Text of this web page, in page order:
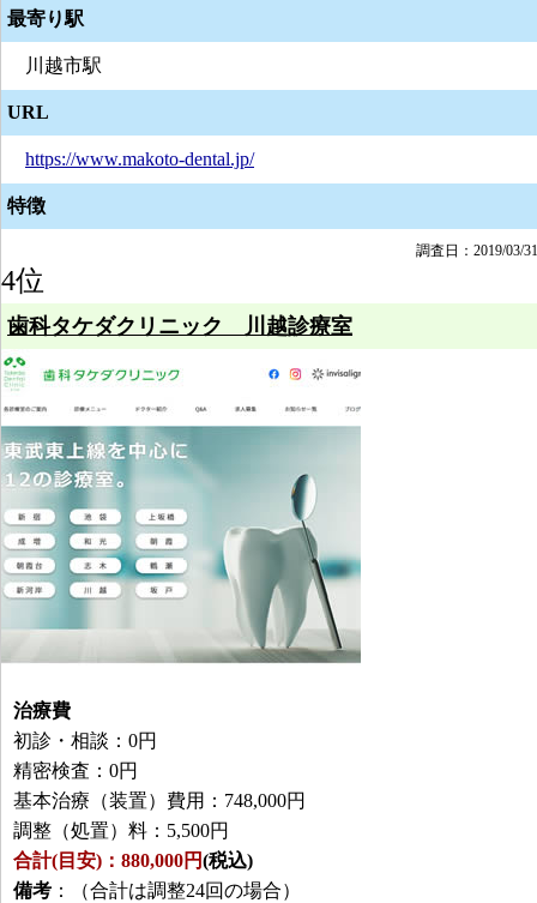
最寄り駅
川越市駅
URL
https://www.makoto-dental.jp/
特徴
調査日：2019/03/31
4位
歯科タケダクリニック 川越診療室
治療費
初診・相談：0円
精密検査：0円
基本治療（装置）費用：748,000円
調整（処置）料：5,500円
合計(目安)：880,000円(税込)
備考 ：（合計は調整24回の場合）